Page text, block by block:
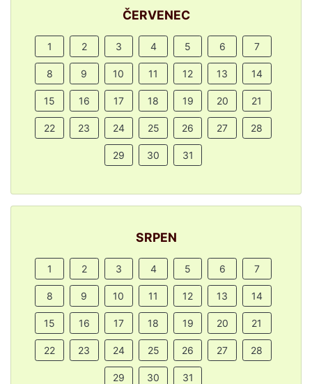
ČERVENEC
1 2 3 4 5 6 7
8 9 10 11 12 13 14
15 16 17 18 19 20 21
22 23 24 25 26 27 28
29 30 31
SRPEN
1 2 3 4 5 6 7
8 9 10 11 12 13 14
15 16 17 18 19 20 21
22 23 24 25 26 27 28
29 30 31